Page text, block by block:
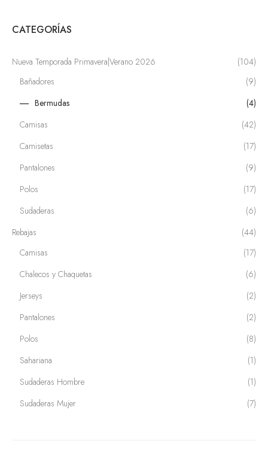
CATEGORÍAS
Nueva Temporada Primavera|Verano 2026
(104)
Bañadores
(9)
Bermudas
(4)
Camisas
(42)
Camisetas
(17)
Pantalones
(9)
Polos
(17)
Sudaderas
(6)
Rebajas
(44)
Camisas
(17)
Chalecos y Chaquetas
(6)
Jerseys
(2)
Pantalones
(2)
Polos
(8)
Sahariana
(1)
Sudaderas Hombre
(1)
Sudaderas Mujer
(7)